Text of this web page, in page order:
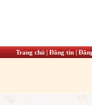
Trang chủ|Đăng tin|